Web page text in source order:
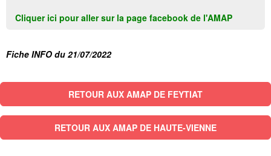
Cliquer ici pour aller sur la page facebook de l'AMAP
Fiche INFO du 21/07/2022
RETOUR AUX AMAP DE FEYTIAT
RETOUR AUX AMAP DE HAUTE-VIENNE